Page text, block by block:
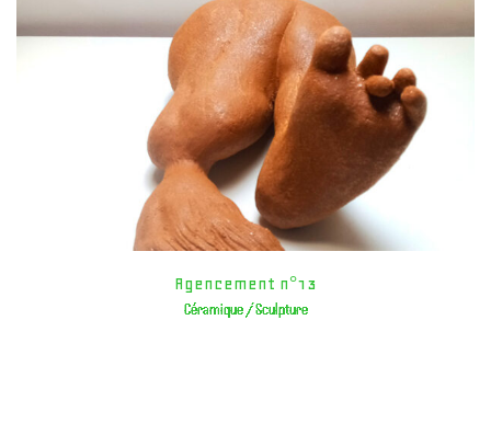
Agencement n°13
Céramique / Sculpture